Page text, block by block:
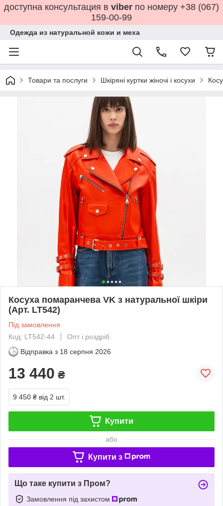
доступна консультация в viber по номеру +38 (067)
159-00-99
Одежда из натуральной кожи и меха
Товари та послуги Шкіряні куртки жіночі і косухи
Косуха помаранчева VK з натуральної шкіри
(Арт. LT542)
Під замовлення
Код: LT542-44
Опт і роздріб
Відправка з 18 серпня 2026
13 440 ₴
9 450 ₴ від 2 шт.
Купити
або
Купити з
Що таке купити з Пром?
Замовлення під захистом